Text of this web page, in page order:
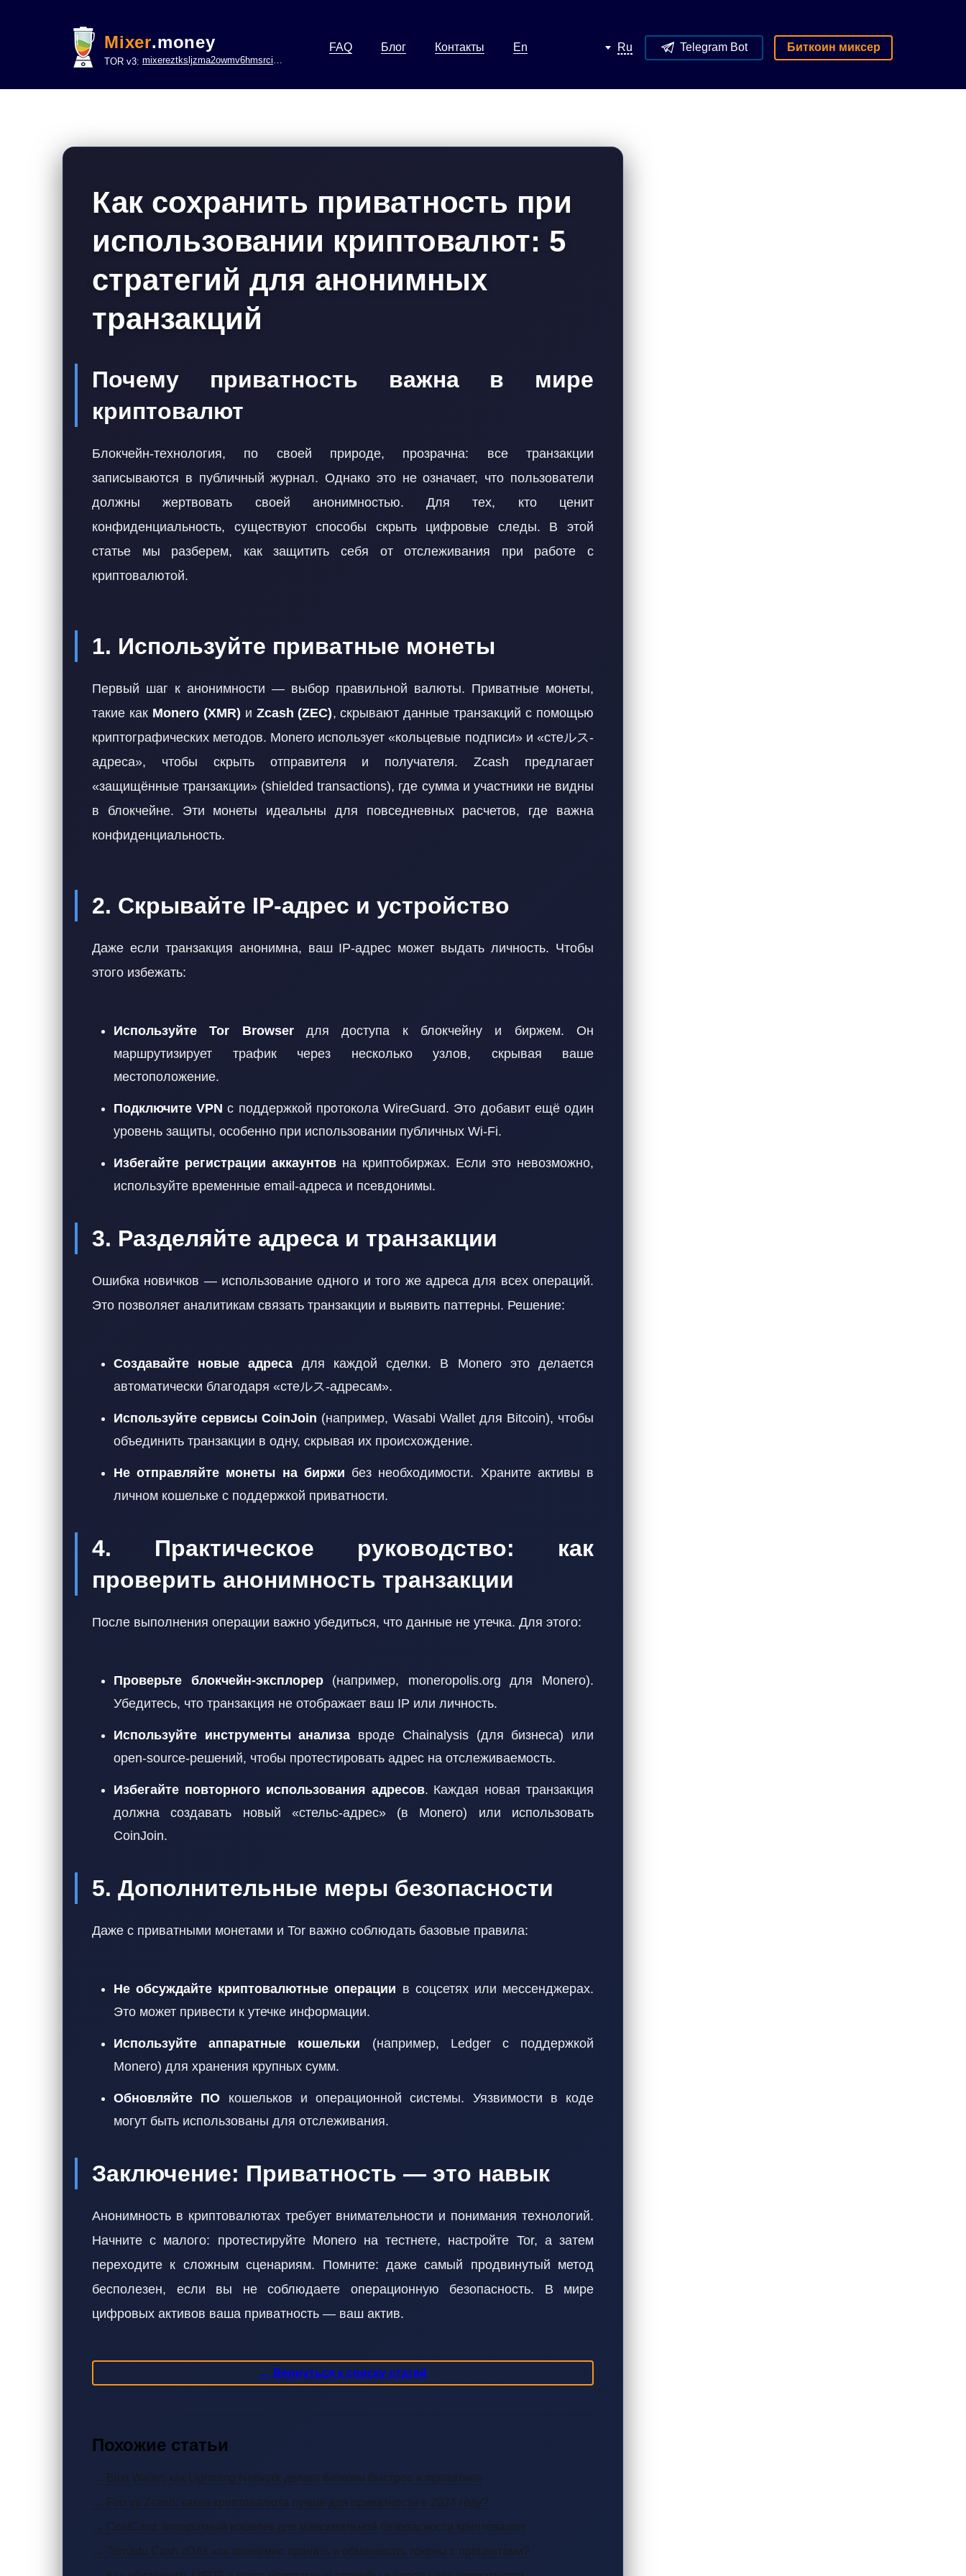
Mixer.money
TOR v3: mixereztksljzma2owmv6hmsrci322lsje6m3svicoddk3xbgvhd2fid.onion
FAQ Блог Контакты En Ru Telegram Bot Биткоин миксер
Как сохранить приватность при
использовании криптовалют: 5
стратегий для анонимных
транзакций
Почему приватность важна в мире
криптовалют
Блокчейн-технология, по своей природе, прозрачна: все транзакции
записываются в публичный журнал. Однако это не означает, что пользователи
должны жертвовать своей анонимностью. Для тех, кто ценит
конфиденциальность, существуют способы скрыть цифровые следы. В этой
статье мы разберем, как защитить себя от отслеживания при работе с
криптовалютой.
1. Используйте приватные монеты
Первый шаг к анонимности — выбор правильной валюты. Приватные монеты,
такие как Monero (XMR) и Zcash (ZEC), скрывают данные транзакций с помощью
криптографических методов. Monero использует «кольцевые подписи» и «стеルス-
адреса», чтобы скрыть отправителя и получателя. Zcash предлагает
«защищённые транзакции» (shielded transactions), где сумма и участники не видны
в блокчейне. Эти монеты идеальны для повседневных расчетов, где важна
конфиденциальность.
2. Скрывайте IP-адрес и устройство
Даже если транзакция анонимна, ваш IP-адрес может выдать личность. Чтобы
этого избежать:
Используйте Tor Browserдля доступа к блокчейну и биржем. Он
маршрутизирует трафик через несколько узлов, скрывая ваше
местоположение.
Подключите VPN с поддержкой протокола WireGuard. Это добавит ещё один
уровень защиты, особенно при использовании публичных Wi-Fi.
Избегайте регистрации аккаунтов на криптобиржах. Если это невозможно,
используйте временные email-адреса и псевдонимы.
3. Разделяйте адреса и транзакции
Ошибка новичков — использование одного и того же адреса для всех операций.
Это позволяет аналитикам связать транзакции и выявить паттерны. Решение:
Создавайте новые адреса для каждой сделки. В Monero это делается
автоматически благодаря «стеルス-адресам».
Используйте сервисы CoinJoin (например, Wasabi Wallet для Bitcoin), чтобы
объединить транзакции в одну, скрывая их происхождение.
Не отправляйте монеты на биржи без необходимости. Храните активы в
личном кошельке с поддержкой приватности.
4. Практическое руководство: как
проверить анонимность транзакции
После выполнения операции важно убедиться, что данные не утечка. Для этого:
Проверьте блокчейн-эксплорер(например, moneropolis.org для Monero).
Убедитесь, что транзакция не отображает ваш IP или личность.
Используйте инструменты анализа вроде Chainalysis (для бизнеса) или
open-source-решений, чтобы протестировать адрес на отслеживаемость.
Избегайте повторного использования адресов. Каждая новая транзакция
должна создавать новый «стельс-адрес» (в Monero) или использовать
CoinJoin.
5. Дополнительные меры безопасности
Даже с приватными монетами и Tor важно соблюдать базовые правила:
Не обсуждайте криптовалютные операции в соцсетях или мессенджерах.
Это может привести к утечке информации.
Используйте аппаратные кошельки (например, Ledger с поддержкой
Monero) для хранения крупных сумм.
Обновляйте ПО кошельков и операционной системы. Уязвимости в коде
могут быть использованы для отслеживания.
Заключение: Приватность — это навык
Анонимность в криптовалютах требует внимательности и понимания технологий.
Начните с малого: протестируйте Monero на тестнете, настройте Tor, а затем
переходите к сложным сценариям. Помните: даже самый продвинутый метод
бесполезен, если вы не соблюдаете операционную безопасность. В мире
цифровых активов ваша приватность — ваш актив.
← Вернуться к списку статей
Похожие статьи
→ Blixt Wallet: как Lightning Network делает биткоин быстрее и приватнее
→ Firo vs Zcash: какая криптовалюта лучше для приватности в 2024 году?
→ ColdCard: аппаратный кошелек для максимальной безопасности криптовалют
→ Tornado Cash cDAI: как анонимно хранить и обменивать токены с процентами?